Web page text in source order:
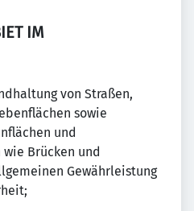
IM
von Straßen,
sowie
und
Brücken und
Gewährleistung